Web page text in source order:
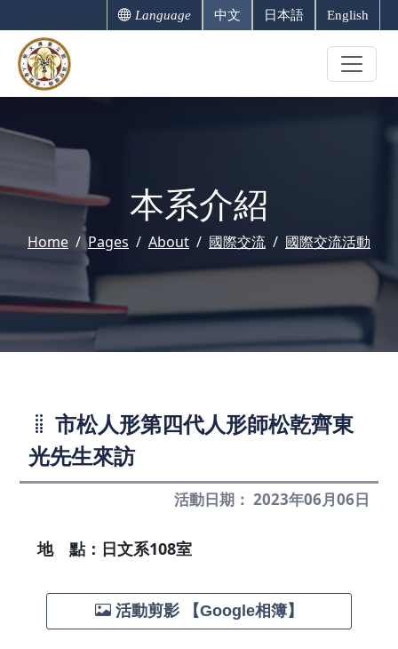
Language 中文 日本語 English
本系介紹
Home Pages About 國際交流 國際交流活動
市松人形第四代人形師松乾齊東
光先生來訪
活動日期： 2023年06月06日
地 點：日文系108室
活動剪影 【Google相簿】